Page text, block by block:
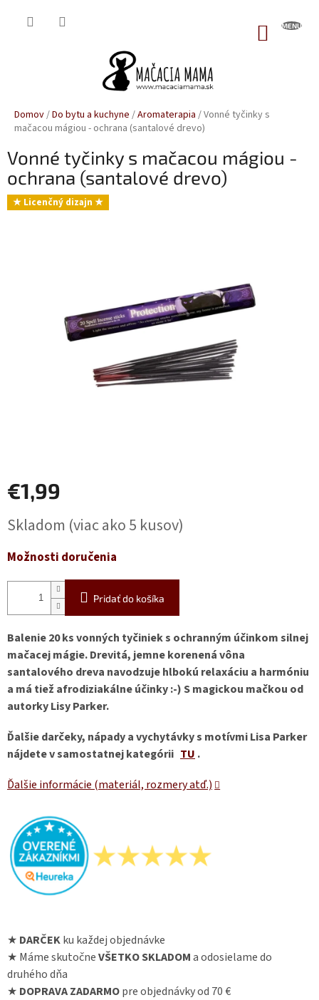
Domov/Do bytu a kuchyne /Aromaterapia /Vonné tyčinky s
mačacou mágiou - ochrana (santalové drevo)
Vonné tyčinky s mačacou mágiou -
ochrana (santalové drevo)
★ Licenčný dizajn ★
€1,99
cena:
Skladom (viac ako 5 kusov)
Možnosti doručenia
Pridať do košíka
Balenie 20 ks vonných tyčiniek s ochranným účinkom silnej
mačacej mágie. Drevitá, jemne korenená vôna
santalového dreva navodzuje hlbokú relaxáciu a harmóniu
a má tiež afrodiziakálne účinky :-) S magickou mačkou od
autorky Lisy Parker.
Ďalšie darčeky, nápady a vychytávky s motívmi Lisa Parker
nájdete v samostatnej kategórii TU .
Ďalšie informácie (materiál, rozmery atď.)
★ DARČEKku každej objednávke
★ Máme skutočneVŠETKO SKLADOMa odosielame do
druhého dňa
★ DOPRAVA ZADARMOpre objednávky od 70 €